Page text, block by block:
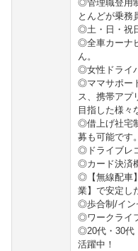
◎管理職登用
とんどが乗務
◎土・日・祝
◎全車カーナ
ん。
◎女性ドライ
◎ママサポー
ス、携帯アプ
目指した様々
◎借上げ社宅
募も可能です。
◎ドライブレ
◎カード決済
◎【無線配車
業】で安定し
◎歩合制/イン
◎ワークライ
◎20代・30代
活躍中！